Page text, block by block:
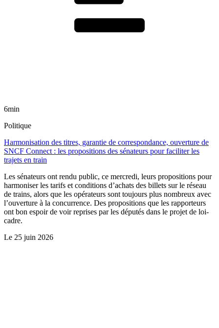
6min
Politique
Harmonisation des titres, garantie de correspondance, ouverture de
SNCF Connect : les propositions des sénateurs pour faciliter les
trajets en train
Les sénateurs ont rendu public, ce mercredi, leurs propositions pour
harmoniser les tarifs et conditions d’achats des billets sur le réseau
de trains, alors que les opérateurs sont toujours plus nombreux avec
l’ouverture à la concurrence. Des propositions que les rapporteurs
ont bon espoir de voir reprises par les députés dans le projet de loi-
cadre.
Le 25 juin 2026